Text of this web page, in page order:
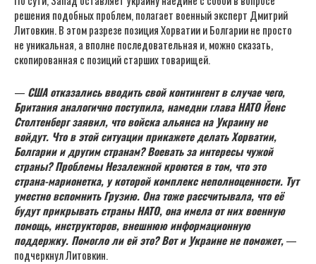
решения подобных проблем, полагает военный эксперт Дмитрий
Литовкин. В этом разрезе позиция Хорватии и Болгарии не просто
не уникальная, а вполне последовательная и, можно сказать,
скопированная с позиций старших товарищей.
— США отказались вводить свой контингент в случае чего,
Британия аналогично поступила, намедни глава НАТО Йенс
Столтенберг заявил, что войска альянса на Украину не
войдут. Что в этой ситуации прикажете делать Хорватии,
Болгарии и другим странам? Воевать за интересы чужой
страны? Проблемы Незалежной кроются в том, что это
страна-марионетка, у которой комплекс неполноценности. Тут
уместно вспомнить Грузию. Она тоже рассчитывала, что её
будут прикрывать страны НАТО, она имела от них военную
помощь, инструкторов, внешнюю информационную
поддержку. Помогло ли ей это? Вот и Украине не поможет,—
подчеркнул Литовкин.